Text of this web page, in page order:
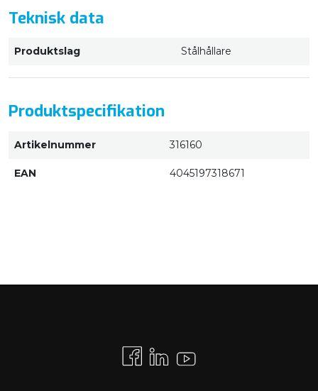
Teknisk data
Produktslag Stålhållare
Produktspecifikation
Artikelnummer 316160
EAN 4045197318671